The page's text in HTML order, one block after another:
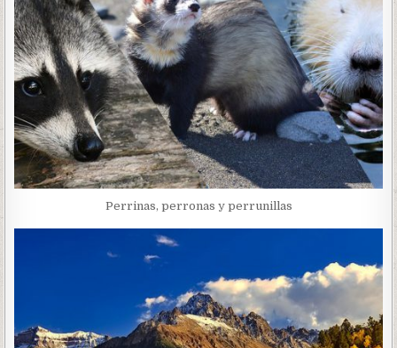
Perrinas, perronas y perrunillas